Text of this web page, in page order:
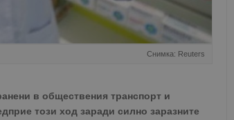
Снимка: Reuters
в обществения транспорт и
този ход заради силно заразните